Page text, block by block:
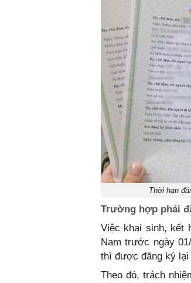
Thời hạn
Trường hợp phải
Việc khai sinh, kết
Nam trước ngày
thì được đăng ký lại
Theo đó, trách